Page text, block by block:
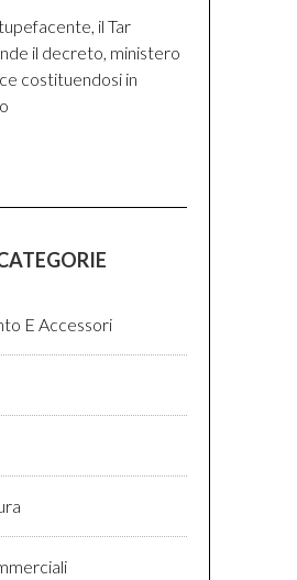
il Tar
il decreto, ministero
costituendosi in
E Accessori